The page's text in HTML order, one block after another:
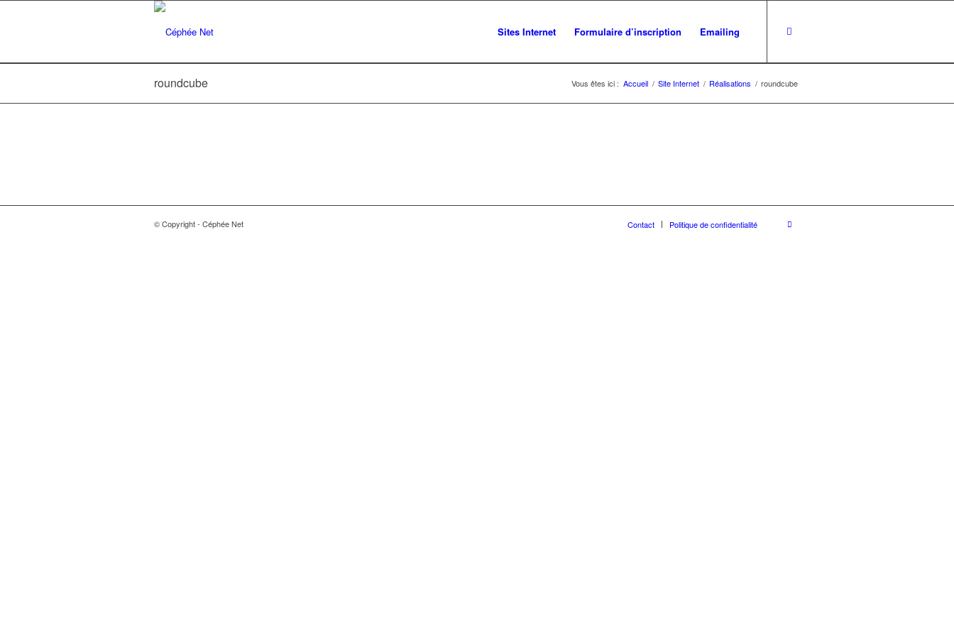
Sites Internet Formulaire d’inscription Emailing
roundcube Vous êtes ici : Accueil / Site Internet / Réalisations / roundcube
© Copyright - Céphée Net Contact Politique de confidentialité